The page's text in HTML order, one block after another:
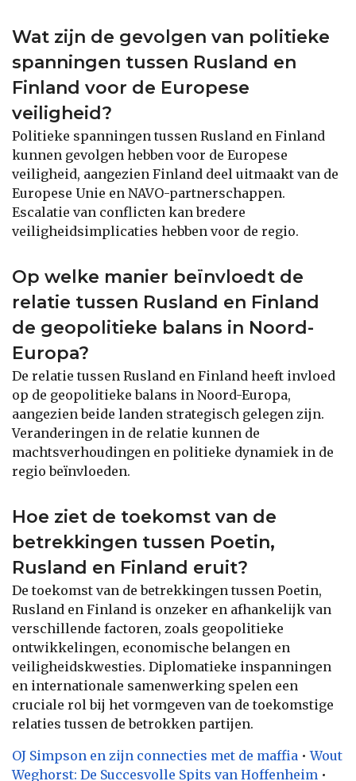
Wat zijn de gevolgen van politieke
spanningen tussen Rusland en
Finland voor de Europese
veiligheid?
Politieke spanningen tussen Rusland en Finland
kunnen gevolgen hebben voor de Europese
veiligheid, aangezien Finland deel uitmaakt van de
Europese Unie en NAVO-partnerschappen.
Escalatie van conflicten kan bredere
veiligheidsimplicaties hebben voor de regio.
Op welke manier beïnvloedt de
relatie tussen Rusland en Finland
de geopolitieke balans in Noord-
Europa?
De relatie tussen Rusland en Finland heeft invloed
op de geopolitieke balans in Noord-Europa,
aangezien beide landen strategisch gelegen zijn.
Veranderingen in de relatie kunnen de
machtsverhoudingen en politieke dynamiek in de
regio beïnvloeden.
Hoe ziet de toekomst van de
betrekkingen tussen Poetin,
Rusland en Finland eruit?
De toekomst van de betrekkingen tussen Poetin,
Rusland en Finland is onzeker en afhankelijk van
verschillende factoren, zoals geopolitieke
ontwikkelingen, economische belangen en
veiligheidskwesties. Diplomatieke inspanningen
en internationale samenwerking spelen een
cruciale rol bij het vormgeven van de toekomstige
relaties tussen de betrokken partijen.
OJ Simpson en zijn connecties met de maffia •Wout
Weghorst: De Succesvolle Spits van Hoffenheim •